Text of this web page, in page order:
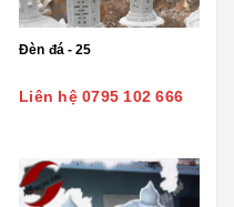
Đèn đá - 25
Liên hệ 0795 102 666